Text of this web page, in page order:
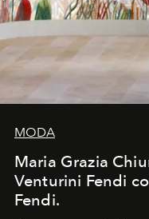
MODA
Maria Grazia
Venturini Fendi
Fendi.